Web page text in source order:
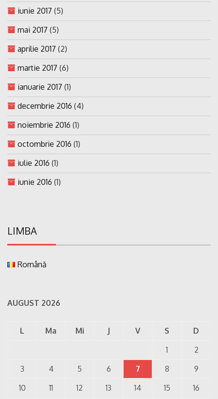
iunie 2017 (5)
mai 2017 (5)
aprilie 2017 (2)
martie 2017 (6)
ianuarie 2017 (1)
decembrie 2016 (4)
noiembrie 2016 (1)
octombrie 2016 (1)
iulie 2016 (1)
iunie 2016 (1)
LIMBA
Română
AUGUST 2026
L Ma Mi J V S
D
1
2
3
4 5 6 7 8
9
10
11 12 13 14 15 16